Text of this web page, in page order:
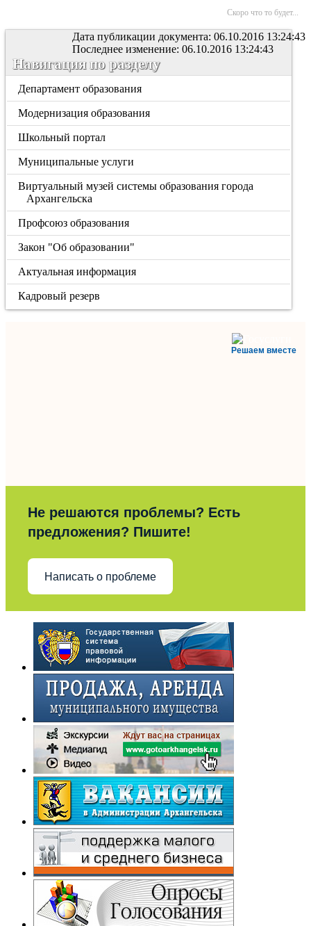
Скоро что то будет...
Дата публикации документа: 06.10.2016 13:24:43
Последнее изменение: 06.10.2016 13:24:43
Навигация по разделу
Департамент образования
Модернизация образования
Школьный портал
Муниципальные услуги
Виртуальный музей системы образования города
Архангельска
Профсоюз образования
Закон "Об образовании"
Актуальная информация
Кадровый резерв
Решаем вместе
Не решаются проблемы? Есть
предложения? Пишите!
Написать о проблеме